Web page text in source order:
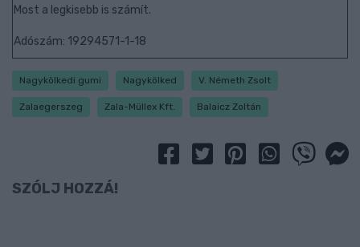
Most a legkisebb is számít.
Adószám: 19294571-1-18
Nagykölkedi gumi Nagykölked V. Németh Zsolt
Zalaegerszeg Zala-Müllex Kft. Balaicz Zoltán
SZÓLJ HOZZÁ!